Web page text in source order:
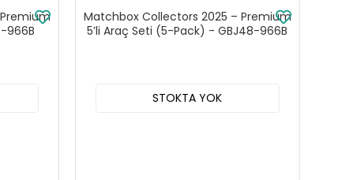
966B
Matchbox Collectors 2025 – Premium
5’li Araç Seti (5-Pack) - GBJ48-966B
STOKTA YOK